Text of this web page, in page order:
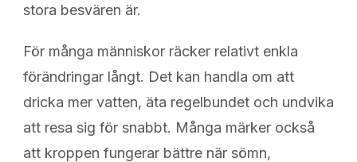
stora besvären är.
För många människor räcker relativt enkla
förändringar långt. Det kan handla om att
dricka mer vatten, äta regelbundet och undvika
att resa sig för snabbt. Många märker också
att kroppen fungerar bättre när sömn,